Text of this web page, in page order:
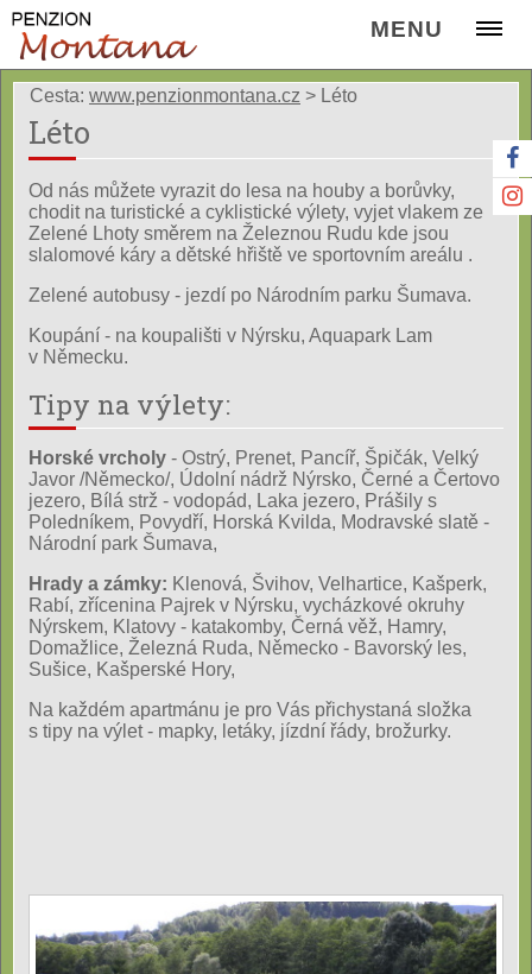
MENU
Cesta: www.penzionmontana.cz > Léto
Léto
Od nás můžete vyrazit do lesa na houby a borůvky,
chodit na turistické a cyklistické výlety, vyjet vlakem ze
Zelené Lhoty směrem na Železnou Rudu kde jsou
slalomové káry a dětské hřiště ve sportovním areálu .
Zelené autobusy - jezdí po Národním parku Šumava.
Koupání - na koupališti v Nýrsku, Aquapark Lam
v Německu.
Tipy na výlety:
Horské vrcholy - Ostrý, Prenet, Pancíř, Špičák, Velký
Javor /Německo/, Údolní nádrž Nýrsko, Černé a Čertovo
jezero, Bílá strž - vodopád, Laka jezero, Prášily s
Poledníkem, Povydří, Horská Kvilda, Modravské slatě -
Národní park Šumava,
Hrady a zámky: Klenová, Švihov, Velhartice, Kašperk,
Rabí, zřícenina Pajrek v Nýrsku, vycházkové okruhy
Nýrskem, Klatovy - katakomby, Černá věž, Hamry,
Domažlice, Železná Ruda, Německo - Bavorský les,
Sušice, Kašperské Hory,
Na každém apartmánu je pro Vás přichystaná složka
s tipy na výlet - mapky, letáky, jízdní řády, brožurky.